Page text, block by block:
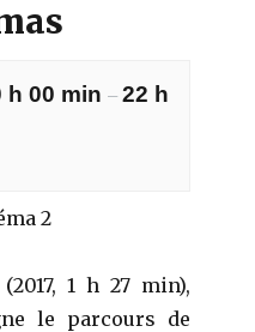
h 00 min–22 h
2
(2017, 1 h 27 min),
le parcours de